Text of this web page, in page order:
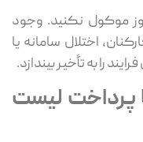
موکول نکنید. وجود
اختلال سامانه یا
را به تأخیر بیندازد.
پرداخت لیست